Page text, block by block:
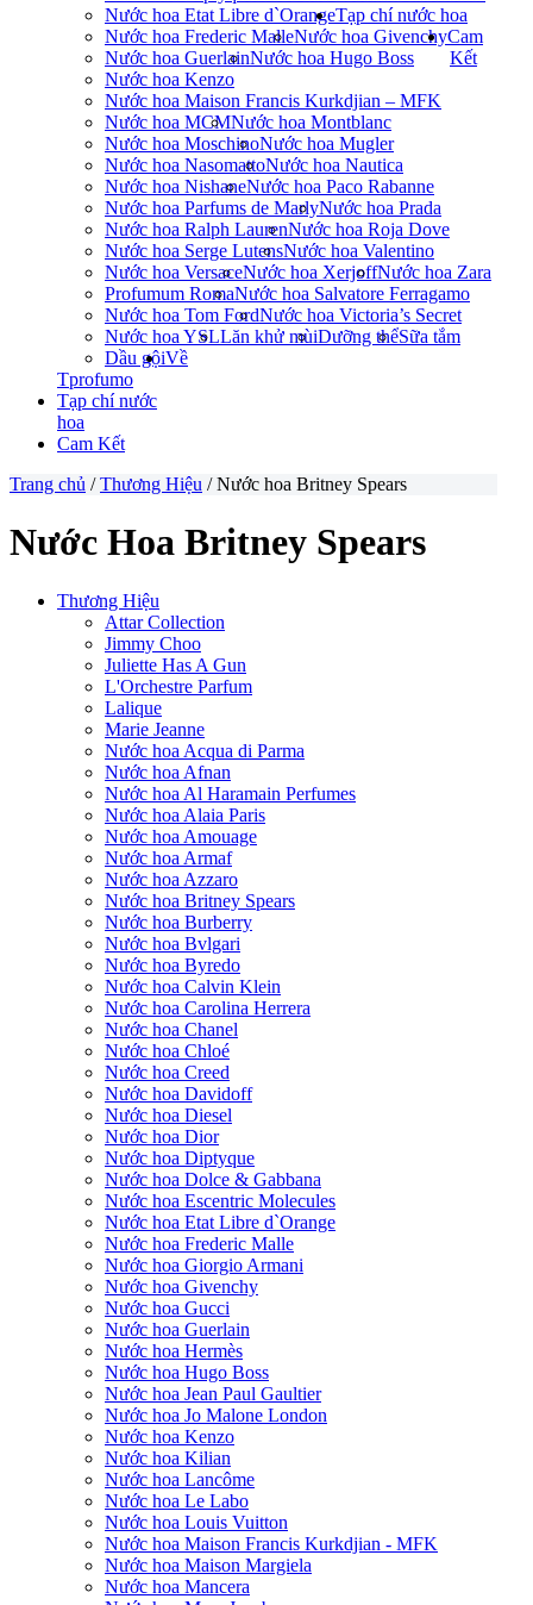
Nước hoa Etat Libre d`Orange
Nước hoa Frederic MalleNước hoa Givenchy
Nước hoa GuerlainNước hoa Hugo Boss
Nước hoa Kenzo
Nước hoa Maison Francis Kurkdjian – MFK
Nước hoa MCMNước hoa Montblanc
Nước hoa MoschinoNước hoa Mugler
Nước hoa NasomattoNước hoa Nautica
Nước hoa NishaneNước hoa Paco Rabanne
Nước hoa Parfums de MarlyNước hoa Prada
Nước hoa Ralph LaurenNước hoa Roja Dove
Nước hoa Serge LutensNước hoa Valentino
Nước hoa VersaceNước hoa XerjoffNước hoa Zara
Profumum RomaNước hoa Salvatore Ferragamo
Nước hoa Tom FordNước hoa Victoria’s Secret
Nước hoa YSLLăn khử mùiDưỡng thểSữa tắm
Dầu gội
Tạp chí nước hoa
Cam
Kết
Về
Tprofumo
Tạp chí nước
hoa
Cam Kết
Trang chủ /Thương Hiệu / Nước hoa Britney Spears
Nước Hoa Britney Spears
Thương Hiệu
Attar Collection
Jimmy Choo
Juliette Has A Gun
L'Orchestre Parfum
Lalique
Marie Jeanne
Nước hoa Acqua di Parma
Nước hoa Afnan
Nước hoa Al Haramain Perfumes
Nước hoa Alaia Paris
Nước hoa Amouage
Nước hoa Armaf
Nước hoa Azzaro
Nước hoa Britney Spears
Nước hoa Burberry
Nước hoa Bvlgari
Nước hoa Byredo
Nước hoa Calvin Klein
Nước hoa Carolina Herrera
Nước hoa Chanel
Nước hoa Chloé
Nước hoa Creed
Nước hoa Davidoff
Nước hoa Diesel
Nước hoa Dior
Nước hoa Diptyque
Nước hoa Dolce & Gabbana
Nước hoa Escentric Molecules
Nước hoa Etat Libre d`Orange
Nước hoa Frederic Malle
Nước hoa Giorgio Armani
Nước hoa Givenchy
Nước hoa Gucci
Nước hoa Guerlain
Nước hoa Hermès
Nước hoa Hugo Boss
Nước hoa Jean Paul Gaultier
Nước hoa Jo Malone London
Nước hoa Kenzo
Nước hoa Kilian
Nước hoa Lancôme
Nước hoa Le Labo
Nước hoa Louis Vuitton
Nước hoa Maison Francis Kurkdjian - MFK
Nước hoa Maison Margiela
Nước hoa Mancera